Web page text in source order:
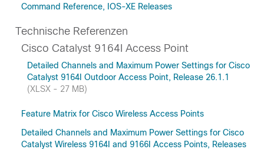
Command Reference, IOS-XE Releases
Technische Referenzen
Cisco Catalyst 9164I Access Point
Detailed Channels and Maximum Power Settings for Cisco
Catalyst 9164I Outdoor Access Point, Release 26.1.1
(XLSX - 27 MB)
Feature Matrix for Cisco Wireless Access Points
Detailed Channels and Maximum Power Settings for Cisco
Catalyst Wireless 9164I and 9166I Access Points, Releases